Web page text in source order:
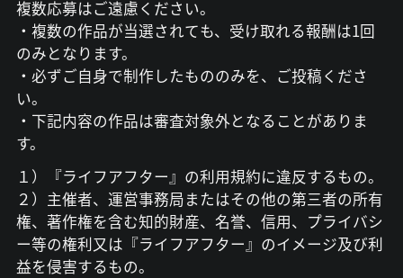
複数応募はご遠慮ください。
・複数の作品が当選されても、受け取れる報酬は1回
のみとなります。
・必ずご自身で制作したもののみを、ご投稿くださ
い。
・下記内容の作品は審査対象外となることがありま
す。
１）『ライフアフター』の利用規約に違反するもの。
２）主催者、運営事務局またはその他の第三者の所有
権、著作権を含む知的財産、名誉、信用、プライバシ
ー等の権利又は『ライフアフター』のイメージ及び利
益を侵害するもの。